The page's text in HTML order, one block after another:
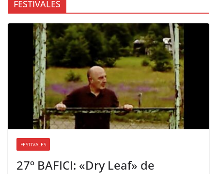
FESTIVALES
FESTIVALES
27º BAFICI: «Dry Leaf» de